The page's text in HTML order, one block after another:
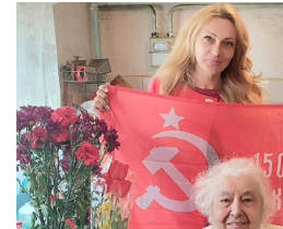
ПАРТИЙНАЯ ПЕЧАТЬ
ПАРТИЙНАЯ ЖИЗНЬ
МЕСТНЫЕ ОТДЕЛЕНИЯ
КОНТАКТЫ
КПРФ ПРОФ